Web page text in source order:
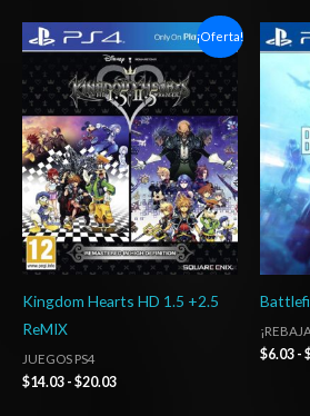
¡Oferta!
Kingdom Hearts HD 1.5 +2.5
ReMIX
JUEGOS PS4
$14.03 - $20.03
Rango
de
precios:
desde
$14.03
hasta
$20.03
$6.03 -